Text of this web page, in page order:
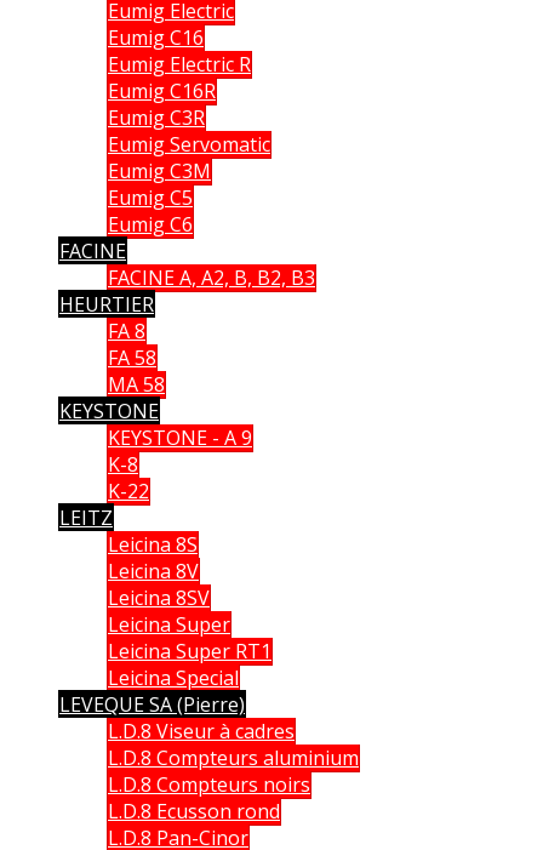
Eumig Electric
Eumig C16
Eumig Electric R
Eumig C16R
Eumig C3R
Eumig Servomatic
Eumig C3M
Eumig C5
Eumig C6
FACINE
FACINE A, A2, B, B2, B3
HEURTIER
FA 8
FA 58
MA 58
KEYSTONE
KEYSTONE - A 9
K-8
K-22
LEITZ
Leicina 8S
Leicina 8V
Leicina 8SV
Leicina Super
Leicina Super RT1
Leicina Special
LEVEQUE SA (Pierre)
L.D.8 Viseur à cadres
L.D.8 Compteurs aluminium
L.D.8 Compteurs noirs
L.D.8 Ecusson rond
L.D.8 Pan-Cinor